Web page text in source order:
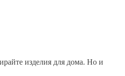
изделия для дома. Но и